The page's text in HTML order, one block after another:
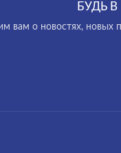
БУДЬ В
вам о новостях, новых